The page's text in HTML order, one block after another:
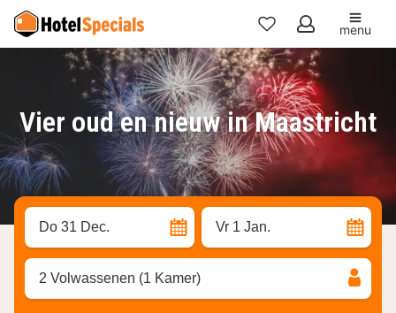
Mijn
favorieten
menu
Vier oud en nieuw in Maastricht
Do 31 Dec. Vr 1 Jan.
2 Volwassenen (1 Kamer)